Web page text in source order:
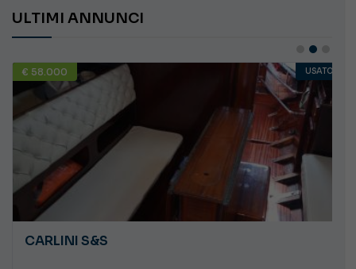
ULTIMI ANNUNCI
€ 58.000 USATO
CARLINI S&S